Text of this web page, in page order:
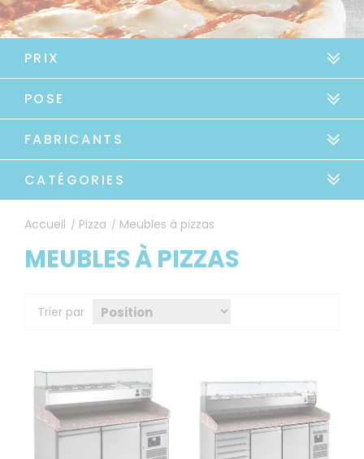
Accueil / Pizza / Meubles à pizzas
PRIX
POSE
FABRICANTS
CATÉGORIES
MEUBLES À PIZZAS
Trier par